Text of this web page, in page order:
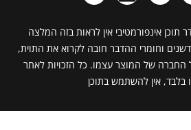
תוכן אינפורמטיבי אין לראות בזה המלצה
וחומרי ההדבר חובה לקרוא את התוית,
החברה של המוצר עצמו. כל הזכויות לאתר
בלבד, אין להשתמש בתוכן